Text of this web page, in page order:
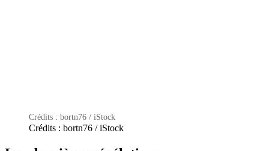
Crédits : bortn76 / iStock
Crédits : bortn76 / iStock